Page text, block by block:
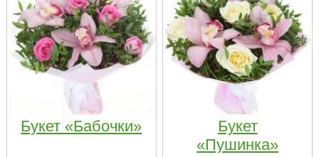
Букет «Бабочки»
Букет
«Пушинка»